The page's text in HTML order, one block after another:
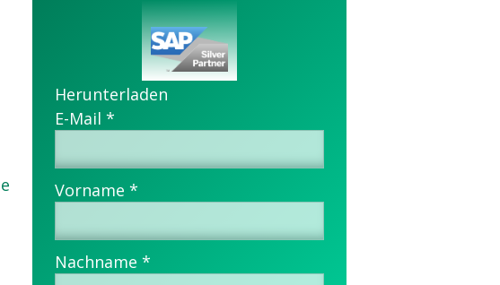
Herunterladen